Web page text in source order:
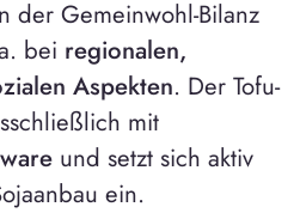
der Gemeinwohl-Bilanz
bei regionalen,
Aspekten. Der Tofu-
mit
und setzt sich aktiv
ein.